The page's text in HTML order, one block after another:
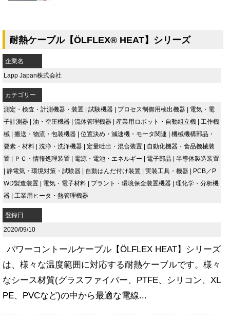
耐熱ケーブル【ÖLFLEX® HEAT】シリーズ
企業名
Lapp Japan株式会社
カテゴリー
測定・検査・計測機器・装置 | 試験機器 | プロセス制御用検出機器 | 電気・電
子計測器 | 油・空圧機器 | 流体管理機器 | 産業用ロボット・自動組立機 | 工作機
械 | 搬送・物流・包装機器 | 位置決め・減速機・モータ関連 | 機械機構部品・
要素・材料 | 洗浄・洗浄機器 | 定量吐出・混合装置 | 自動化機器・食品機械装
置 | ＰＣ・情報処理装置 | 電源・電池・エネルギー | 電子部品 | 半導体製造装置
| 静電気・環境対策・試験器 | 自動はんだ付け装置 | 実装工具・機器 | PCB／P
WD製造装置 | 電気・電子材料 | プラント・環境保全装置機器 | 理化学・分析機
器 | 工業用ヒータ・熱管理機器
登録日
2020/09/10
パワーコントールケーブル【ÖLFLEX HEAT】シリーズ
は、様々な温度範囲に対応する耐熱ケーブルです。様々
なシース材質(グラスファイバー、PTFE、シリコン、XL
PE、PVCなど)の中から最適な電線...